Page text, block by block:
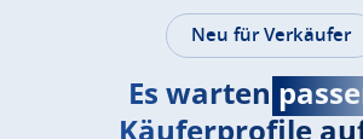
Neu für Verkäufer
Es warten
Käuferprofile